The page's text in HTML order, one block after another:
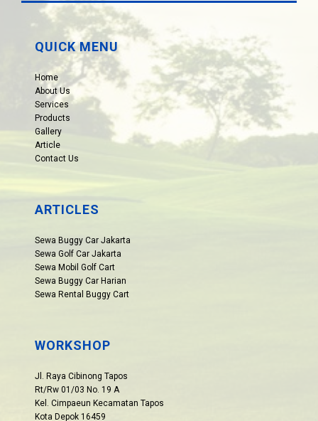
QUICK MENU
Home
About Us
Services
Products
Gallery
Article
Contact Us
ARTICLES
Sewa Buggy Car Jakarta
Sewa Golf Car Jakarta
Sewa Mobil Golf Cart
Sewa Buggy Car Harian
Sewa Rental Buggy Cart
WORKSHOP
Jl. Raya Cibinong Tapos
Rt/Rw 01/03 No. 19 A
Kel. Cimpaeun Kecamatan Tapos
Kota Depok 16459